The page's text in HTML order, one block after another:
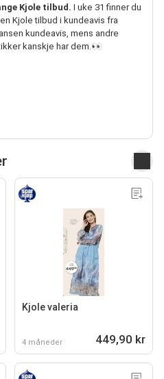
Kjole tilbud. I uke 31 finner du
Kjole tilbud i kundeavis fra
kundeavis, mens andre
kanskje har dem.👀
Kjole valeria
4 måneder 449,90 kr